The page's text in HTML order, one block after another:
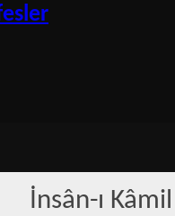
İnsân-ı Kâmil